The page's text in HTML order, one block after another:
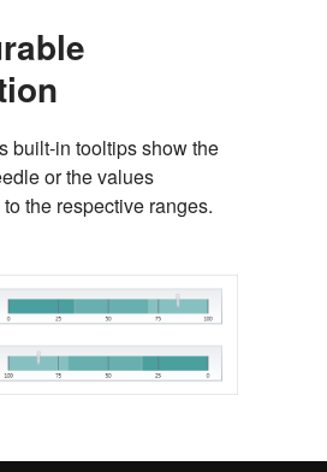
built-in tooltips show the
or the values
the respective ranges.